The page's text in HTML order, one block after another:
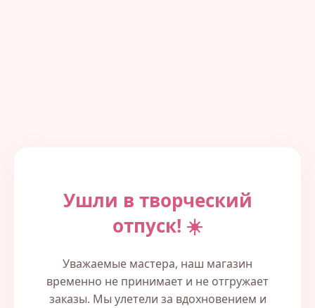
Ушли в творческий
отпуск! ☀️
Уважаемые мастера, наш магазин
временно не принимает и не отгружает
заказы. Мы улетели за вдохновением и